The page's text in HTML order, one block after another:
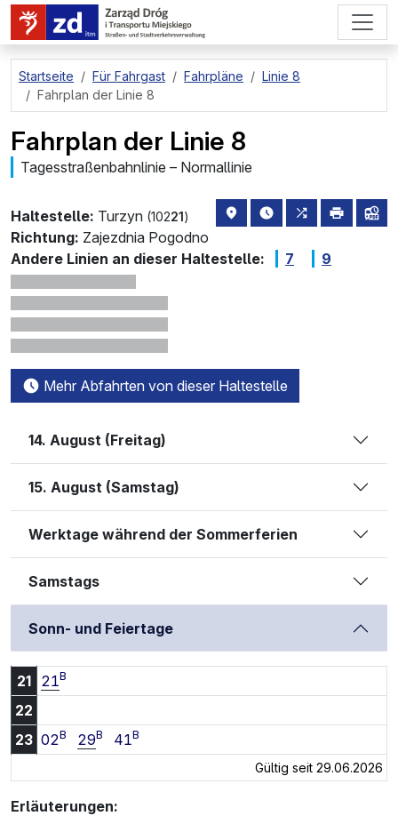
zum Hauptinhalt springen
Startseite Für Fahrgast Fahrpläne
Linie 8
Fahrplan der Linie 8
Fahrplan der Linie 8
Tagesstraßenbahnlinie – Normallinie
Haltestelle: Turzyn (10221) Haltestellenstandort auf
die nächsten
alle Linien,
drucken
Richtung: Zajezdnia Pogodno
Andere Linien an dieser Haltestelle:
7 9
Mehr Abfahrten von dieser Haltestelle
14. August (Freitag)
15. August (Samstag)
Werktage während der Sommerferien
Samstags
Sonn- und Feiertage
21 21B
22
23 02B 23:02 Uhr
29B 23:29 Uhr
41B
Gültig seit 29.06.2026
Erläuterungen: